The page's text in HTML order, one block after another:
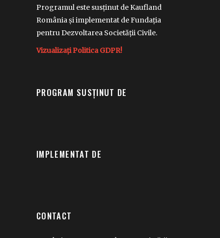
Programul este susținut de Kaufland
România și implementat de Fundația
pentru Dezvoltarea Societății Civile.
Vizualizați Politica GDPR!
PROGRAM SUSȚINUT DE
IMPLEMENTAT DE
CONTACT